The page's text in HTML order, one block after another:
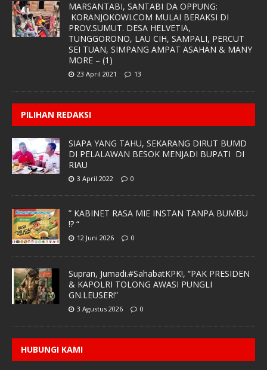
MARSANTABI, SANTABI DA OPPUNG:
KORANJOKOWI.COM MULAI BERAKSI DI
PROV.SUMUT. DESA HELVETIA,
TUNGGORONO, LAU CIH, SAMPALI, PERCUT
SEI TUAN, SIMPANG AMPAT ASAHAN & MANY
MORE – (1)
23 April 2021 13
PILIHAN REDAKSI
SIAPA YANG TAHU, SEKARANG DIRUT BUMD
DI PELALAWAN BESOK MENJADI BUPATI DI
RIAU
3 April 2022 0
” KABINET RASA MIE INSTAN TANPA BUMBU
!? “
12 Juni 2026 0
Supran, Jumadi.#SahabatKPK!, “PAK PRESIDEN
& KAPOLRI TOLONG AWASI PUNGLI
GN.LEUSER!”
3 Agustus 2026 0
HUBUNGI KAMI